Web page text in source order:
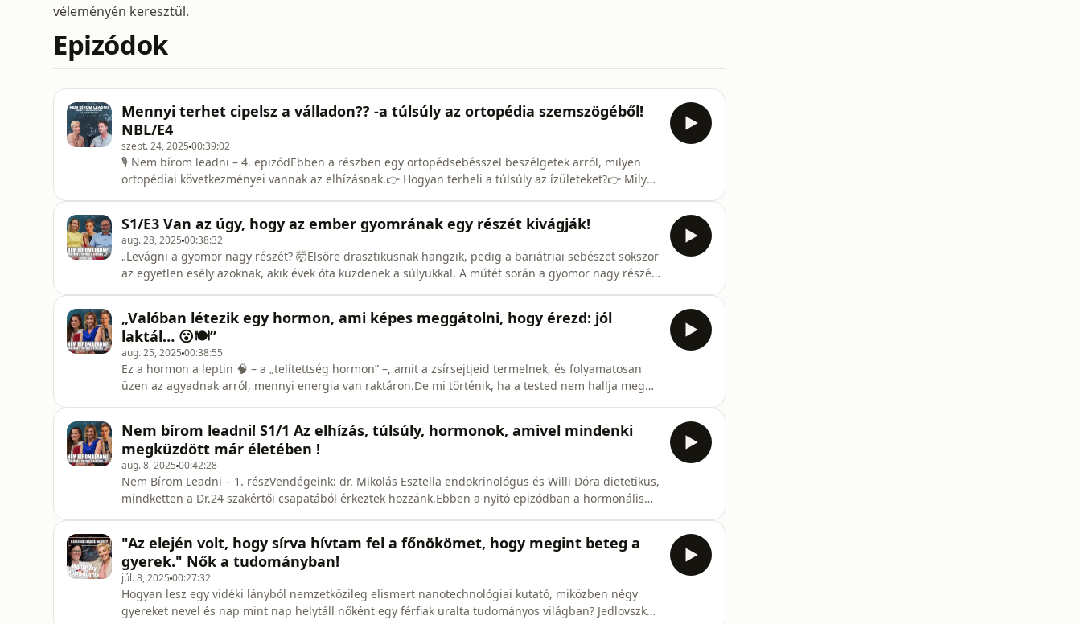
véleményén keresztül.
Epizódok
Mennyi terhet cipelsz a válladon?? -a túlsúly az ortopédia szemszögéből!
NBL/E4
szept. 24, 2025 00:39:02
🎙️ Nem bírom leadni – 4. epizódEbben a részben egy ortopédsebésszel beszélgetek arról, milyen
ortopédiai következményei vannak az elhízásnak.👉 Hogyan terheli a túlsúly az ízületeket?👉 Milyen
egészségügyi kérdés is.🔔
S1/E3 Van az úgy, hogy az ember gyomrának egy részét kivágják!
aug. 28, 2025 00:38:32
„Levágni a gyomor nagy részét? 🤯Elsőre drasztikusnak hangzik, pedig a bariátriai sebészet sokszor
az egyetlen esély azoknak, akik évek óta küzdenek a súlyukkal. A műtét során a gyomor nagy részét
cukorbetegség,
„Valóban létezik egy hormon, ami képes meggátolni, hogy érezd: jól
laktál… 😮🍽️”
aug. 25, 2025 00:38:55
Ez a hormon a leptin 🧠 – a „telítettség hormon” –, amit a zsírsejtjeid termelnek, és folyamatosan
üzen az agyadnak arról, mennyi energia van raktáron.De mi történik, ha a tested nem hallja meg
alapokon bonco
Nem bírom leadni! S1/1 Az elhízás, túlsúly, hormonok, amivel mindenki
megküzdött már életében !
aug. 8, 2025 00:42:28
Nem Bírom Leadni – 1. részVendégeink: dr. Mikolás Esztella endokrinológus és Willi Dóra dietetikus,
mindketten a Dr.24 szakértői csapatából érkeztek hozzánk.Ebben a nyitó epizódban a hormonális
összefüggései
"Az elején volt, hogy sírva hívtam fel a főnökömet, hogy megint beteg a
gyerek." Nők a tudományban!
júl. 8, 2025 00:27:32
Hogyan lesz egy vidéki lányból nemzetközileg elismert nanotechnológiai kutató, miközben négy
gyereket nevel és nap mint nap helytáll nőként egy férfiak uralta tudományos világban? Jedlovszky-